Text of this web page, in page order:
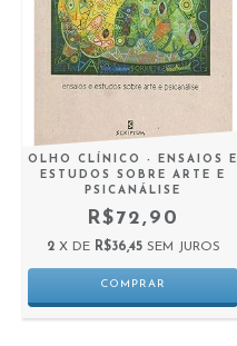
OLHO CLÍNICO - ENSAIOS E
ESTUDOS SOBRE ARTE E
PSICANÁLISE
R$72,90
2 X DE R$36,45 SEM JUROS